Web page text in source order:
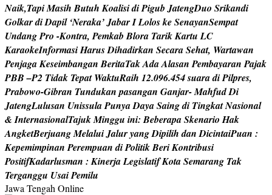
Naik,TapiMasih Butuh KoalisidiPigub JatengDuo Srikandi
GolkardiDapil ‘Neraka’JabarILoloskeSenayanSempat
UndangPro -Kontra, Pemkab Blora TarikKartu LC
KaraokeInformasiHarusDihadirkan SecaraSehat, Wartawan
PenjagaKeseimbangan BeritaTakAdaAlasan Pembayaran Pajak
PBB –P2 Tidak Tepat WaktuRaih 12.096.454suaradiPilpres,
Prabowo-Gibran Tundukan pasangan Ganjar-MahfudDi
JatengLulusan UnissulaPunyaDayaSaingdi TingkatNasional
& InternasionalTajukMinggu ini: BeberapaSkenario Hak
AngketBerjuangMelaluiJaluryangDipilih dan DicintaiPuan :
Kepemimpinan Perempuan diPolitikBeriKontribusi
PositifKadarlusman : KinerjaLegislatifKotaSemarang Tak
Terganggu UsaiPemilu
Jawa Tengah Online